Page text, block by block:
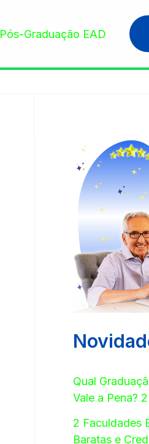
Pós-Graduação EAD
Qual
Vale a Pena?
2 Faculdades
Baratas e